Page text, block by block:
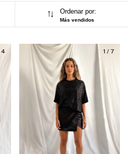
Ordenar por:
Más vendidos
4 1 / 7